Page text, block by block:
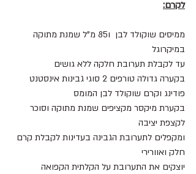
לקרם:
ממיסים שוקולד לבן  ו85 מ"ל שמנת מתוקה
במיקרוגל
עד לקבלת תערובת חלקה ללא גושים
בקערה גדולה טורפים 2 סוגי גבינות אינסטנט
פודינג וקרם שוקולד לבן המומס
בקערת מיקסר מקציפים שמנת מתוקה וסוכר
לקצפת יציבה
ומקפלים לתערובת הגבינה בעדינות לקבלת קרם
חלק ואוורירי
יוצקים את התערובת על הקלתית הקפואה